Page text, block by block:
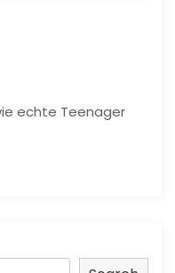
echte Teenager